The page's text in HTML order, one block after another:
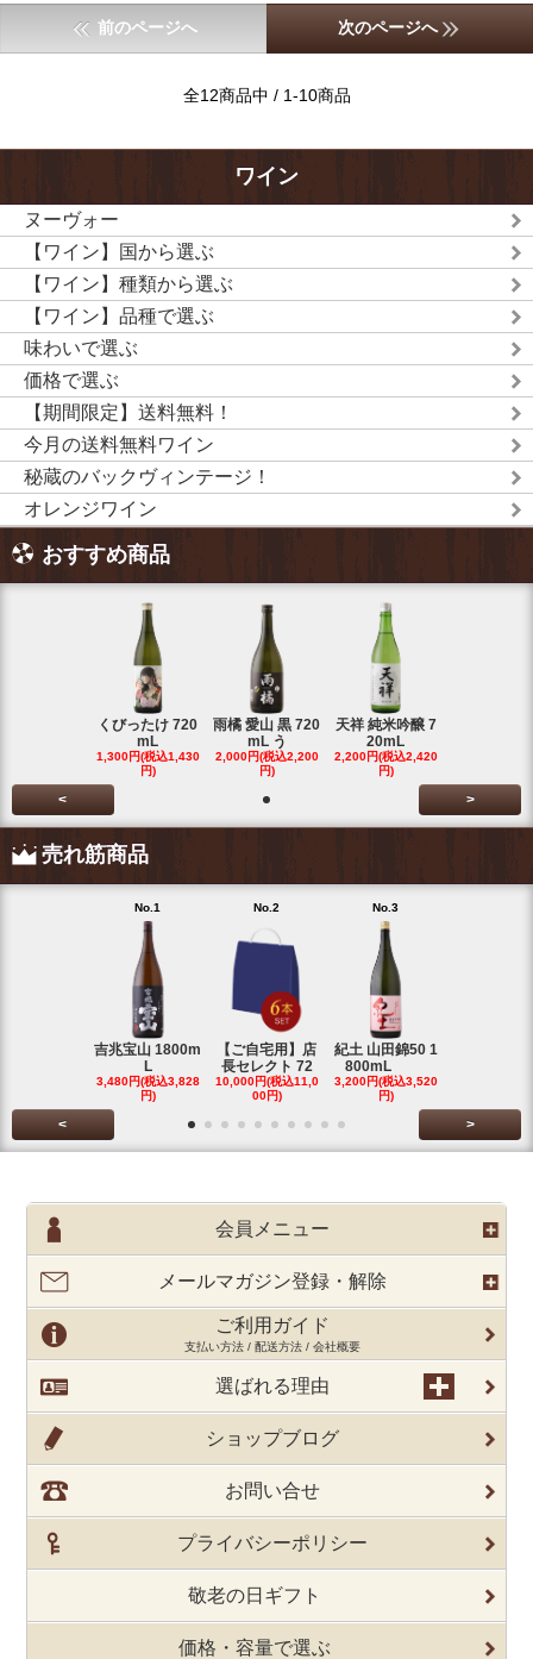
前のページへ 次のページへ
全12商品中 / 1-10商品
ワイン
ヌーヴォー
【ワイン】国から選ぶ
【ワイン】種類から選ぶ
【ワイン】品種で選ぶ
味わいで選ぶ
価格で選ぶ
【期間限定】送料無料！
今月の送料無料ワイン
秘蔵のバックヴィンテージ！
オレンジワイン
おすすめ商品
くびったけ 720
mL
1,300円(税込1,430
円)
雨橘 愛山 黒 720
mL う
2,000円(税込2,200
円)
天祥 純米吟醸 7
20mL
2,200円(税込2,420
円)
< >
売れ筋商品
No.1
吉兆宝山 1800m
L
3,480円(税込3,828
円)
No.2
【ご自宅用】店
長セレクト 72
10,000円(税込11,0
00円)
No.3
紀土 山田錦50 1
800mL
3,200円(税込3,520
円)
< >
会員メニュー
メールマガジン登録・解除
ご利用ガイド
支払い方法 / 配送方法 / 会社概要
選ばれる理由
ショップブログ
お問い合せ
プライバシーポリシー
敬老の日ギフト
価格・容量で選ぶ